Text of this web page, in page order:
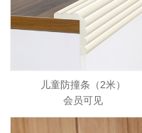
儿童防撞条（2米）
会员可见